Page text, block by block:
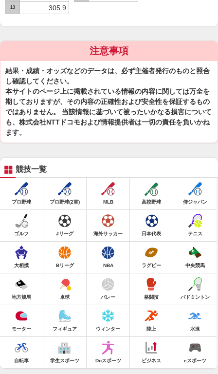
13 305.9
注意事項
結果・成績・オッズなどのデータは、必ず主催者発行のものと照合
し確認してください。
本サイトのページ上に掲載されている情報の内容に関しては万全を
期しておりますが、その内容の正確性および安全性を保証するもの
ではありません。 当該情報に基づいて被ったいかなる損害について
も、株式会社NTTドコモおよび情報提供者は一切の責任を負いかね
ます。
競技一覧
プロ野球 プロ野球(2軍) MLB 高校野球 侍ジャパン
ゴルフ Jリーグ 海外サッカー 日本代表 テニス
大相撲 Bリーグ NBA ラグビー 中央競馬
地方競馬 卓球 バレー 格闘技 バドミントン
モーター フィギュア ウィンター 陸上 水泳
自転車 学生スポーツ Doスポーツ ビジネス eスポーツ